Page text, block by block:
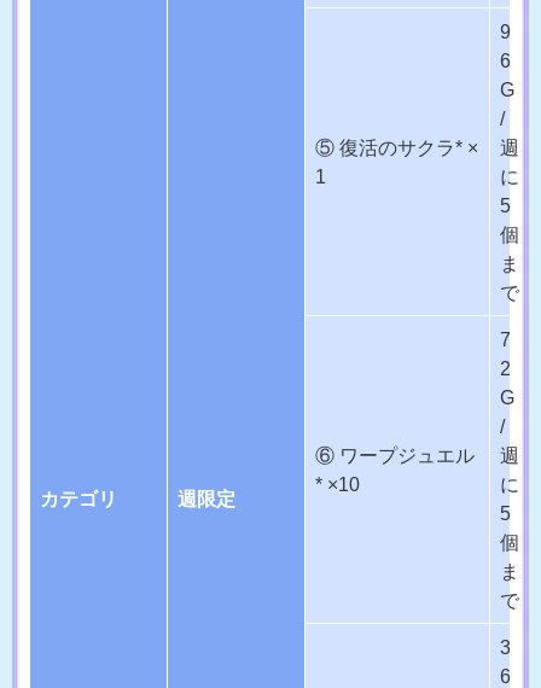
カテゴリ 週限定
⑤ 復活のサクラ* ×
1
9
6
G
/
週
に
5
個
ま
で
⑥ ワープジュエル
* ×10
7
2
G
/
週
に
5
個
ま
で
3
6